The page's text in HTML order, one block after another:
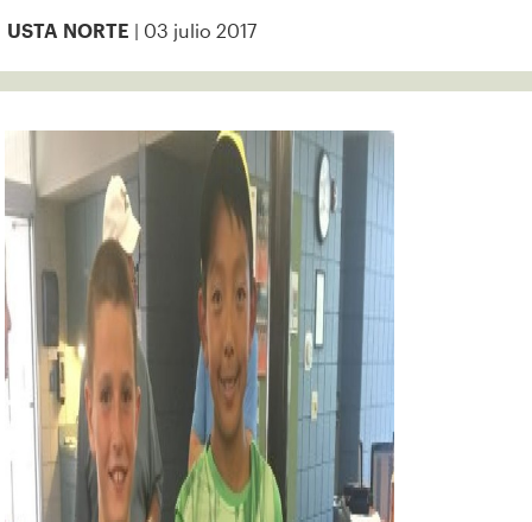
USTA NORTE | 03 julio 2017